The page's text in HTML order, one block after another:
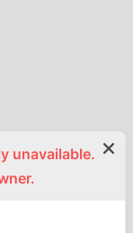
unavailable.